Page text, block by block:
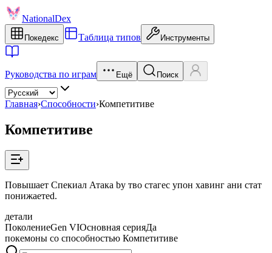
NationalDex
Покедекс Таблица типов Инструменты
Руководства по играм Ещё Поиск
Главная›Способности›Компетитиве
Компетитиве
Повышает Спекиал Атака by тво стагес упон хавинг ани стат
понижаетed.
детали
ПоколениеGen VIОсновная серияДа
покемоны со способностью Компетитиве